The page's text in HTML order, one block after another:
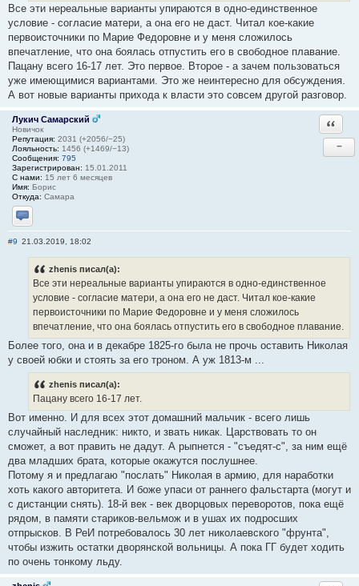
Все эти нереальные варианты упираются в одно-единственное
условие - согласие матери, а она его не даст. Читал кое-какие
первоисточники по Марие Федоровне и у меня сложилось
впечатление, что она боялась отпустить его в свободное плавание.
Пацану всего 16-17 лет. Это первое. Второе - а зачем пользоваться
уже имеющимися вариантами. Это же неинтересно для обсуждения.
А вот новые варианты прихода к власти это совсем другой разговор.
Лукич Самарский
Новичок
Репутация: 2031 (+2056/−25)
Лояльность: 1456 (+1469/−13)
Сообщения: 795
Зарегистрирован: 15.01.2011
С нами: 15 лет 6 месяцев
Имя: Борис
Откуда: Самара
Отправить личное сообщение
−
#9 21.03.2019, 18:02
zhenis писал(а):
Все эти нереальные варианты упираются в одно-единственное
условие - согласие матери, а она его не даст. Читал кое-какие
первоисточники по Марие Федоровне и у меня сложилось
впечатление, что она боялась отпустить его в свободное плавание.
Более того, она и в декабре 1825-го была не прочь оставить Николая
у своей юбки и стоять за его троном. А уж 1813-м ...
zhenis писал(а):
Пацану всего 16-17 лет.
Вот именно. И для всех этот домашний мальчик - всего лишь
случайный наследник: никто, и звать никак. Царствовать то он
сможет, а вот править не дадут. А рыпнется - "съедят-с", за ним ещё
два младших брата, которые окажутся послушнее.
Потому я и предлагаю "послать" Николая в армию, для наработки
хоть какого авторитета. И боже упаси от раннего фальстарта (могут и
с дистанции снять). 18-й век - век дворцовых переворотов, пока ещё
рядом, в памяти стариков-вельмож и в ушах их подросших
отпрысков. В РеИ потребовалось 30 лет николаевского "фрунта",
чтобы изжить остатки дворянской вольницы. А пока ГГ будет ходить
по очень тонкому льду.